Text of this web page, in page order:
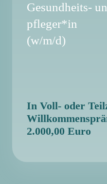
Gesundheits-
pfleger*in
(w/m/d)
In Voll- oder
2.000,00 Euro